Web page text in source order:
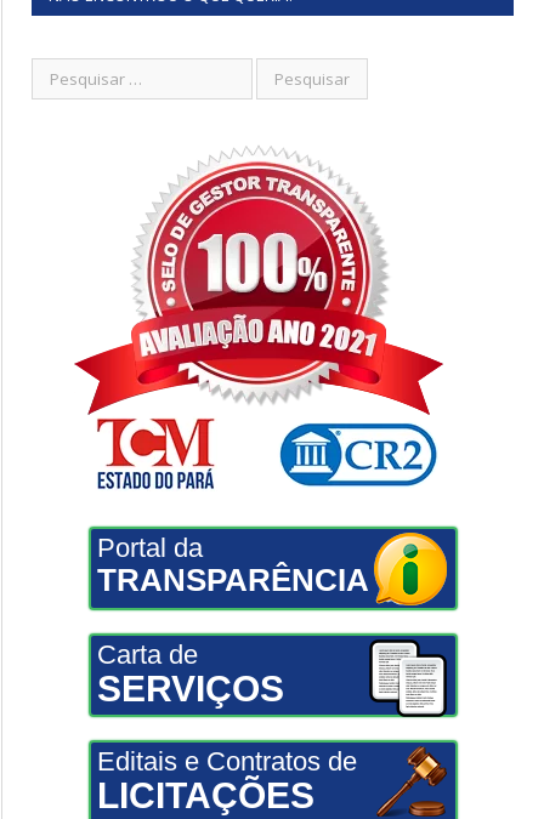
Portal da
TRANSPARÊNCIA
Carta de
SERVIÇOS
Editais e Contratos de
LICITAÇÕES